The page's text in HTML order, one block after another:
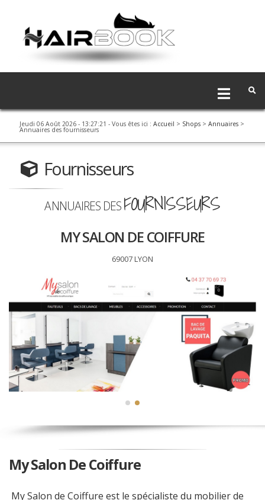
Jeudi 06 Août 2026 - 13:27:21 - Vous êtes ici : Accueil > Shops > Annuaires >
Annuaires des fournisseurs
Fournisseurs
ANNUAIRES DESFOURNISSEURS
MY SALON DE COIFFURE
69007 LYON
My Salon De Coiffure
My Salon de Coiffure est le spécialiste du mobilier de